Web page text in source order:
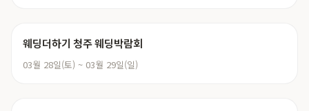
웨딩더하기 청주 웨딩박람회
03월 28일(토) ~ 03월 29일(일)